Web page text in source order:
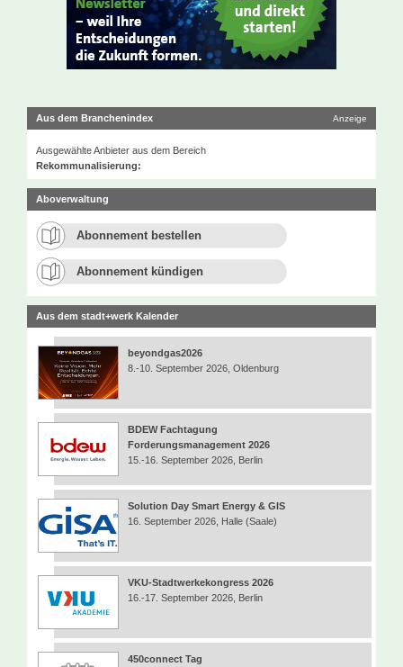
Aus dem Branchenindex Anzeige
Ausgewählte Anbieter aus dem Bereich
Rekommunalisierung:
Aboverwaltung
Abonnement bestellen
Abonnement kündigen
Aus dem stadt+werk Kalender
beyondgas2026
8.-10. September 2026, Oldenburg
BDEW Fachtagung
Forderungsmanagement 2026
15.-16. September 2026, Berlin
Solution Day Smart Energy & GIS
16. September 2026, Halle (Saale)
VKU-Stadtwerkekongress 2026
16.-17. September 2026, Berlin
450connect Tag